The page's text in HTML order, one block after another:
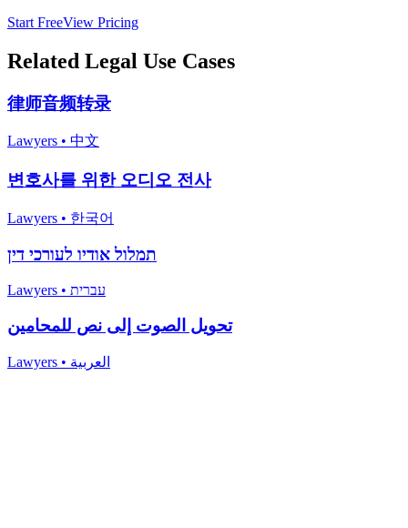
Start FreeView Pricing
Related Legal Use Cases
律师音频转录
Lawyers • 中文
변호사를 위한 오디오 전사
Lawyers • 한국어
תמלול אודיו לעורכי דין
Lawyers • עברית
تحويل الصوت إلى نص للمحامين
Lawyers • العربية